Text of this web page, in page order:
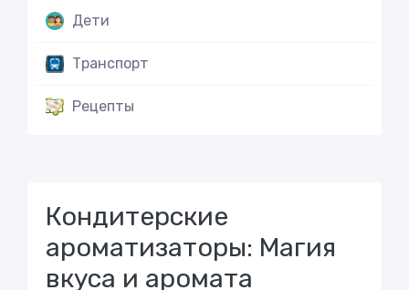
Дети
Транспорт
Рецепты
Кондитерские
ароматизаторы: Магия
вкуса и аромата